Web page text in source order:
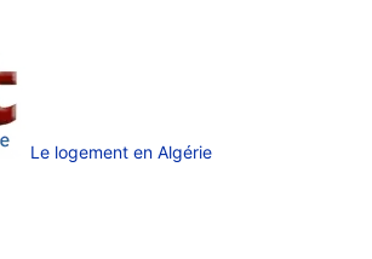
Le logement en Algérie